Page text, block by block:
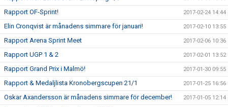
Rapport OF-Sprint! 2017-02-24 14:44
Elin Cronqvist är månadens simmare för januari! 2017-02-10 13:55
Rapport Arena Sprint Meet 2017-02-06 10:36
Rapport UGP 1 & 2 2017-02-01 13:52
Rapport Grand Prix i Malmö! 2017-01-30 09:55
Rapport & Medaljlista Kronobergscupen 21/1 2017-01-25 16:56
Oskar Axandersson är månadens simmare för december! 2017-01-05 12:14